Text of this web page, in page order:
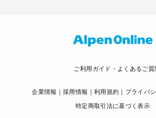
ご利用ガイド・よくあるご質
企業情報 採用情報 利用規約
プライバ
特定商取引法に基づく表示